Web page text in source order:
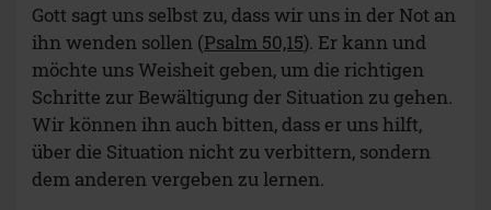
Gott sagt uns selbst zu, dass wir uns in der Not an
ihn wenden sollen (Psalm 50,15). Er kann und
möchte uns Weisheit geben, um die richtigen
Schritte zur Bewältigung der Situation zu gehen.
Wir können ihn auch bitten, dass er uns hilft,
über die Situation nicht zu verbittern, sondern
dem anderen vergeben zu lernen.